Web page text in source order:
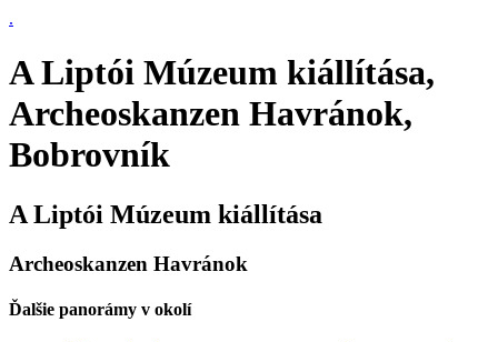
.
A Liptói Múzeum kiállítása,
Archeoskanzen Havránok,
Bobrovník
A Liptói Múzeum kiállítása
Archeoskanzen Havránok
Ďalšie panorámy v okolí